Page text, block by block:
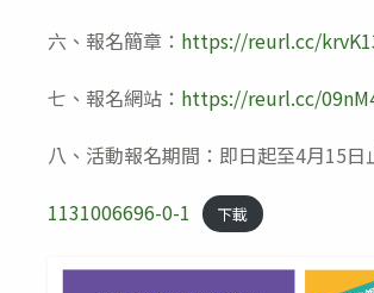
六、報名簡章： https://reurl.cc/
七、報名網站： https://reurl.cc/
八、活動報名期間：即日起至4月15日
1131006696-0-1
下載